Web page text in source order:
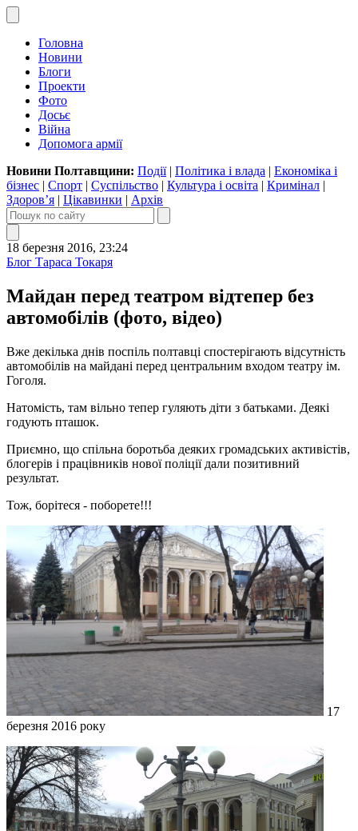
Головна
Новини
Блоги
Проекти
Фото
Досьє
Війна
Допомога армії
Новини Полтавщини: Події| Політика і влада | Економіка і
бізнес | Спорт | Суспільство | Культура і освіта | Кримінал |
Здоров’я | Цікавинки | Архів
18 березня 2016, 23:24
Блог Тараса Токаря
Майдан перед театром відтепер без
автомобілів (фото, відео)
Вже декілька днів поспіль полтавці спостерігають відсутність
автомобілів на майдані перед центральним входом театру ім.
Гоголя.
Натомість, там вільно тепер гуляють діти з батьками. Деякі
годують пташок.
Приємно, що спільна боротьба деяких громадських активістів,
блогерів і працівників нової поліції дали позитивний
результат.
Тож, борітеся - поборете!!!
17
березня 2016 року